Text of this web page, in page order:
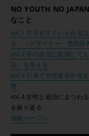
NO YOUTH NO
なこと
vol.1 生きやすくいられる
る。（デザイナー・惣田紗
vol.2 今の政治に絶望して
治」を考える
vol.3 日本で女性首相が生
察
vol.4 女性と政治にまつわ
を振り返る
連載ページへ